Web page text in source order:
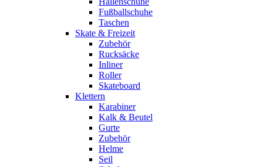
Fußballschuhe
Taschen
Skate & Freizeit
Zubehör
Rucksäcke
Inliner
Roller
Skateboard
Klettern
Karabiner
Kalk & Beutel
Gurte
Zubehör
Helme
Seil